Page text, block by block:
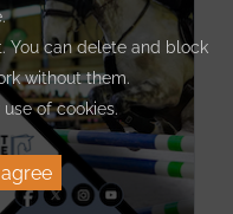
You can delete and block
without them.
of cookies.